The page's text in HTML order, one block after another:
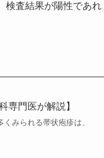
検査結果が陽性であれ
専門医が解説】
みられる帯状疱疹は、